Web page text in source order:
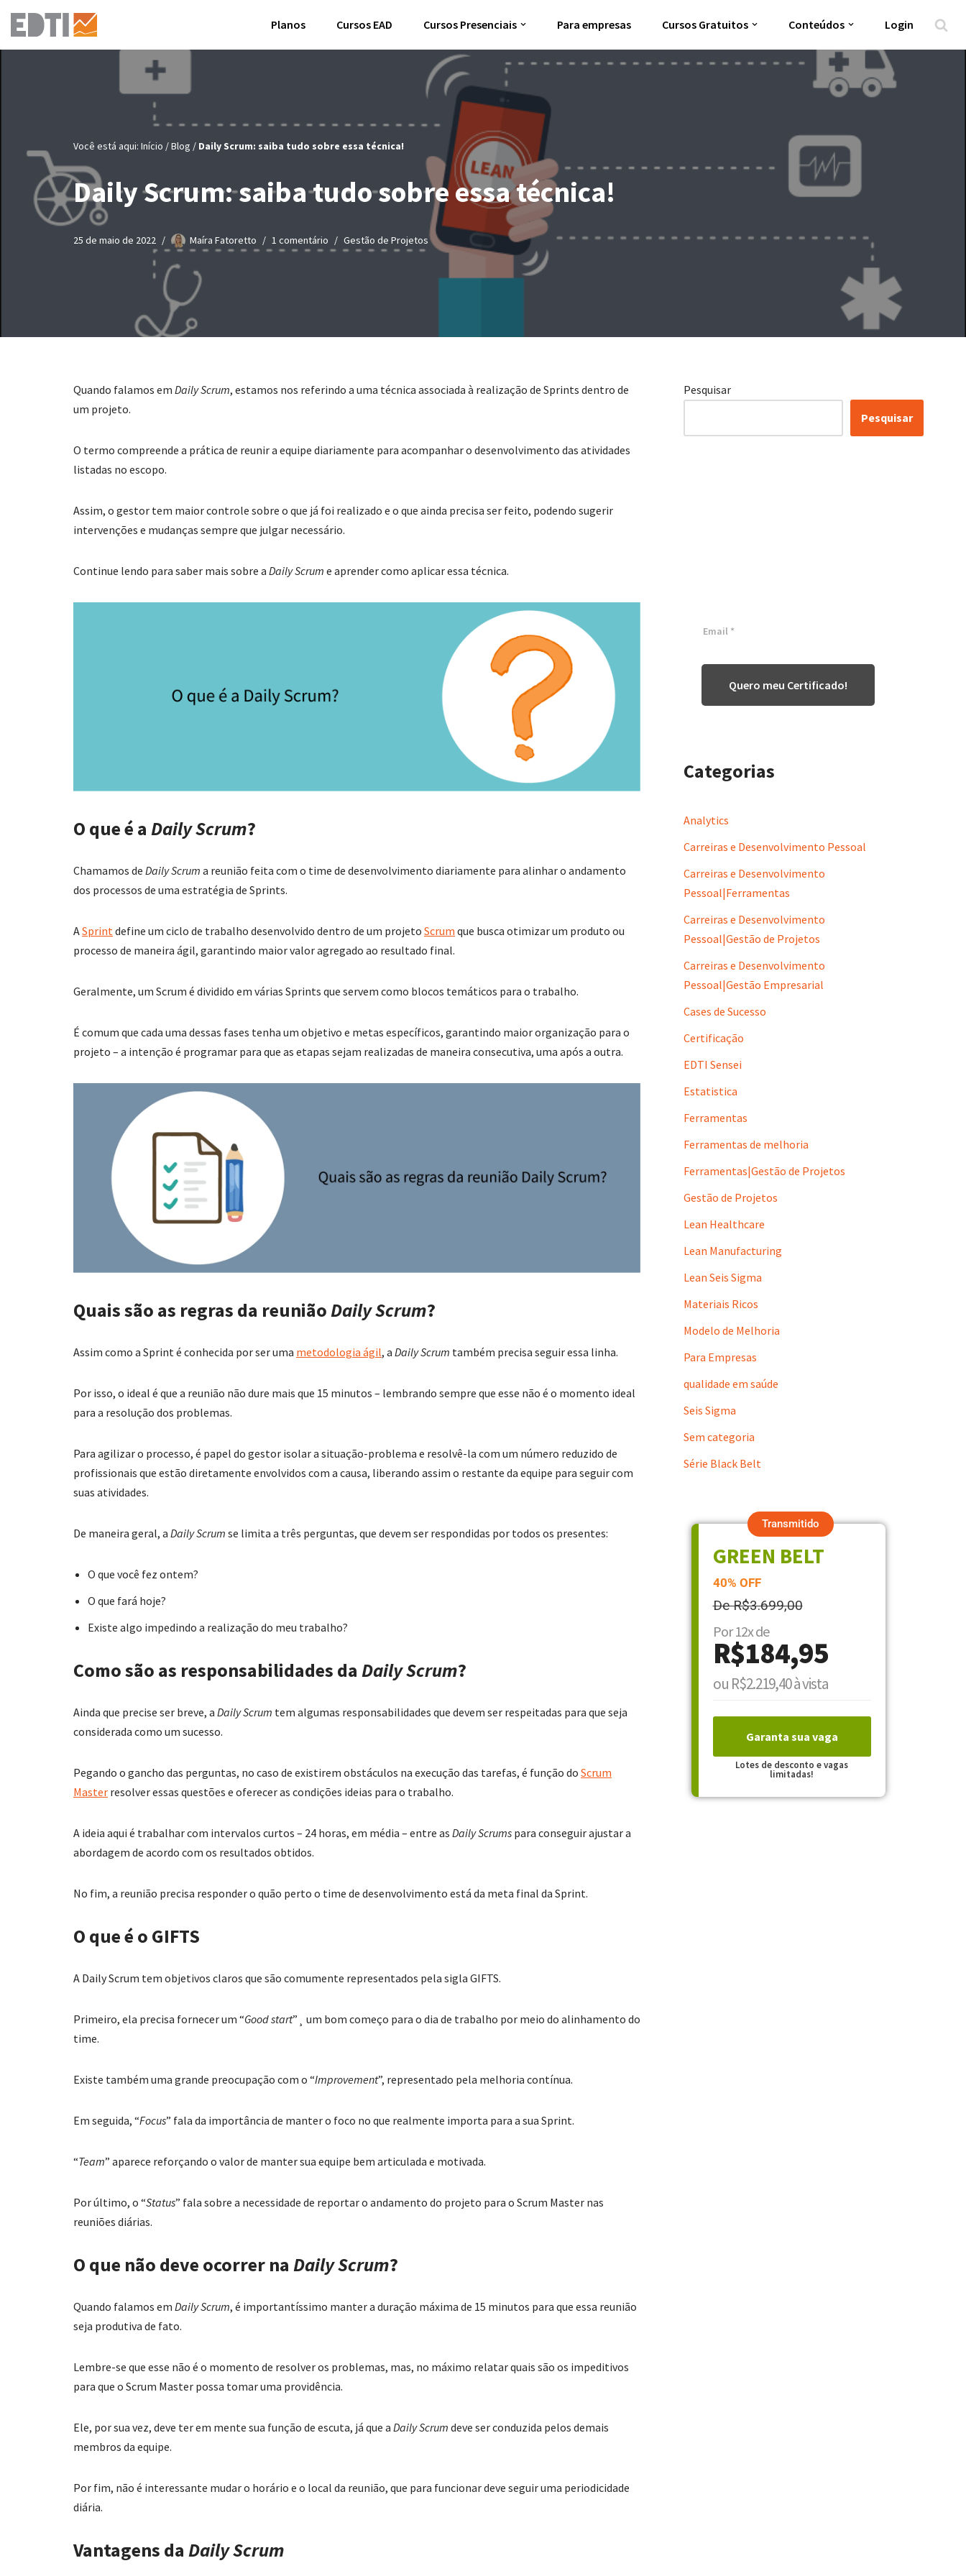
Pular
Planos Cursos EAD Cursos Presenciais Para empresas Cursos Gratuitos Conteúdos Login
Você está aqui: Início /Blog / Daily Scrum: saiba tudo sobre essa técnica!
Daily Scrum: saiba tudo sobre essa técnica!
25 de maio de 2022 Maíra Fatoretto 1 comentário Gestão de Projetos
Quando falamos em Daily Scrum, estamos nos referindo a uma técnica associada à realização de Sprints dentro de
um projeto.
O termo compreende a prática de reunir a equipe diariamente para acompanhar o desenvolvimento das atividades
listadas no escopo.
Assim, o gestor tem maior controle sobre o que já foi realizado e o que ainda precisa ser feito, podendo sugerir
intervenções e mudanças sempre que julgar necessário.
Continue lendo para saber mais sobre a Daily Scrum e aprender como aplicar essa técnica.
O que é a Daily Scrum?
Chamamos de Daily Scrum a reunião feita com o time de desenvolvimento diariamente para alinhar o andamento
dos processos de uma estratégia de Sprints.
ASprintdefine um ciclo de trabalho desenvolvido dentro de um projeto Scrum que busca otimizar um produto ou
processo de maneira ágil, garantindo maior valor agregado ao resultado final.
Geralmente, um Scrum é dividido em várias Sprints que servem como blocos temáticos para o trabalho.
É comum que cada uma dessas fases tenha um objetivo e metas específicos, garantindo maior organização para o
projeto – a intenção é programar para que as etapas sejam realizadas de maneira consecutiva, uma após a outra.
Quais são as regras da reuniãoDaily Scrum?
Assim como a Sprint é conhecida por ser uma metodologia ágil, a Daily Scrum também precisa seguir essa linha.
Por isso, o ideal é que a reunião não dure mais que 15 minutos – lembrando sempre que esse não é o momento ideal
para a resolução dos problemas.
Para agilizar o processo, é papel do gestor isolar a situação-problema e resolvê-la com um número reduzido de
profissionais que estão diretamente envolvidos com a causa, liberando assim o restante da equipe para seguir com
suas atividades.
De maneira geral, a Daily Scrum se limita a três perguntas, que devem ser respondidas por todos os presentes:
O que você fez ontem?
O que fará hoje?
Existe algo impedindo a realização do meu trabalho?
Como são as responsabilidades da Daily Scrum?
Ainda que precise ser breve, a Daily Scrum tem algumas responsabilidades que devem ser respeitadas para que seja
considerada como um sucesso.
Pegando o gancho das perguntas, no caso de existirem obstáculos na execução das tarefas, é função do Scrum
Master resolver essas questões e oferecer as condições ideias para o trabalho.
A ideia aqui é trabalhar com intervalos curtos – 24 horas, em média – entre as Daily Scrums para conseguir ajustar a
abordagem de acordo com os resultados obtidos.
No fim, a reunião precisa responder o quão perto o time de desenvolvimento está da meta final da Sprint.
O que é o GIFTS
A Daily Scrum tem objetivos claros que são comumente representados pela sigla GIFTS.
Primeiro, ela precisa fornecer um “Good start”¸ um bom começo para o dia de trabalho por meio do alinhamento do
time.
Existe também uma grande preocupação com o “Improvement”, representado pela melhoria contínua.
Em seguida, “Focus” fala da importância de manter o foco no que realmente importa para a sua Sprint.
“Team” aparece reforçando o valor de manter sua equipe bem articulada e motivada.
Por último, o “Status” fala sobre a necessidade de reportar o andamento do projeto para o Scrum Master nas
reuniões diárias.
O que não deve ocorrer na Daily Scrum?
Quando falamos em Daily Scrum, é importantíssimo manter a duração máxima de 15 minutos para que essa reunião
seja produtiva de fato.
Lembre-se que esse não é o momento de resolver os problemas, mas, no máximo relatar quais são os impeditivos
para que o Scrum Master possa tomar uma providência.
Ele, por sua vez, deve ter em mente sua função de escuta, já que a Daily Scrum deve ser conduzida pelos demais
membros da equipe.
Por fim, não é interessante mudar o horário e o local da reunião, que para funcionar deve seguir uma periodicidade
diária.
Vantagens da Daily Scrum
Pesquisar
Pesquisar
Quero meu Certificado!
Categorias
Analytics
Carreiras e Desenvolvimento Pessoal
Carreiras e Desenvolvimento
Pessoal|Ferramentas
Carreiras e Desenvolvimento
Pessoal|Gestão de Projetos
Carreiras e Desenvolvimento
Pessoal|Gestão Empresarial
Cases de Sucesso
Certificação
EDTI Sensei
Estatistica
Ferramentas
Ferramentas de melhoria
Ferramentas|Gestão de Projetos
Gestão de Projetos
Lean Healthcare
Lean Manufacturing
Lean Seis Sigma
Materiais Ricos
Modelo de Melhoria
Para Empresas
qualidade em saúde
Seis Sigma
Sem categoria
Série Black Belt
Transmitido
GREEN BELT
40% OFF
De R$3.699,00
Por 12x de
R$184,95
ou R$2.219,40 à vista
Garanta sua vaga
Lotes de desconto e vagas
limitadas!